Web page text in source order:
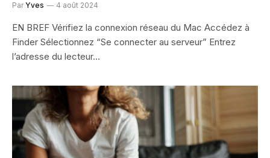
Par Yves 4 août 2024
EN BREF Vérifiez la connexion réseau du Mac Accédez à
Finder Sélectionnez “Se connecter au serveur” Entrez
l’adresse du lecteur…